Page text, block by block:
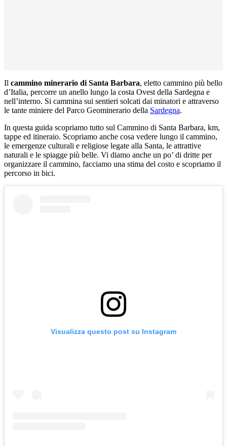
Il cammino minerario di Santa Barbara, eletto cammino più bello
d’Italia, percorre un anello lungo la costa Ovest della Sardegna e
nell’interno. Si cammina sui sentieri solcati dai minatori e attraverso
le tante miniere del Parco Geominerario della Sardegna.
In questa guida scopriamo tutto sul Cammino di Santa Barbara, km,
tappe ed itineraio. Scopriamo anche cosa vedere lungo il cammino,
le emergenze culturali e religiose legate alla Santa, le attrattive
naturali e le spiagge più belle. Vi diamo anche un po’ di dritte per
organizzare il cammino, facciamo una stima del costo e scopriamo il
percorso in bici.
Visualizza questo post su Instagram